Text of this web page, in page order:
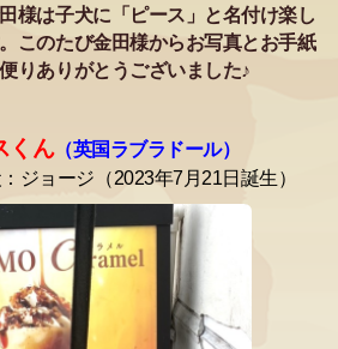
様は子犬に「ピース」と名付け楽し
このたび金田様からお写真とお手紙
りありがとうございました♪
くん（英国ラブラドール）
ジョージ（2023年7月21日誕生）